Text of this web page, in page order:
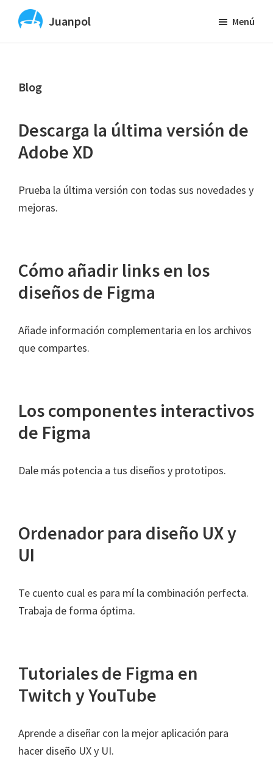
Saltar
contenido
Juanpol
diseño
y
con
Menú
Blog
Descarga la última versión de
Adobe XD
Prueba la última versión con todas sus novedades y
mejoras.
Cómo añadir links en los
diseños de Figma
Añade información complementaria en los archivos
que compartes.
Los componentes interactivos
de Figma
Dale más potencia a tus diseños y prototipos.
Ordenador para diseño UX y
UI
Te cuento cual es para mí la combinación perfecta.
Trabaja de forma óptima.
Tutoriales de Figma en
Twitch y YouTube
Aprende a diseñar con la mejor aplicación para
hacer diseño UX y UI.